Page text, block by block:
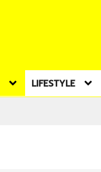
LIFESTYLE